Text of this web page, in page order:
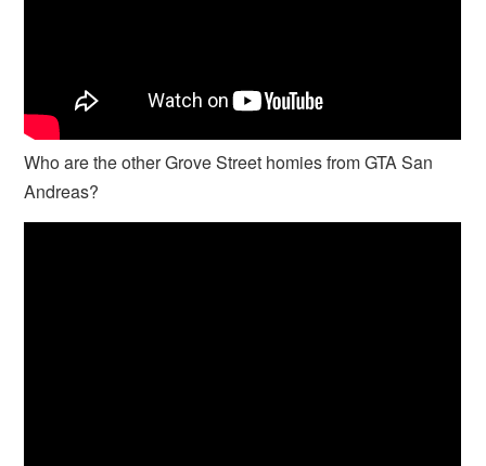
Who are the other Grove Street homies from GTA San
Andreas?